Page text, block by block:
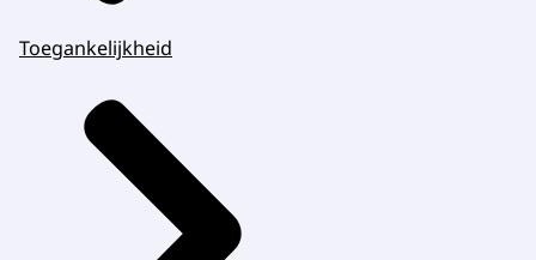
Toegankelijkheid